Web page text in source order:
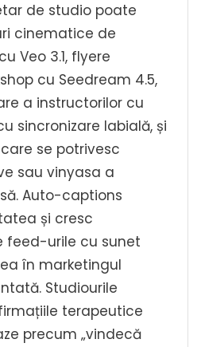
de studio poate
cinematice de
Veo 3.1, flyere
cu Seedream 4.5,
a instructorilor cu
sincronizare labială, și
se potrivesc
sau vinyasa a
Auto-captions
și cresc
feed-urile cu sunet
în marketingul
Studiourile
terapeutice
precum „vindecă